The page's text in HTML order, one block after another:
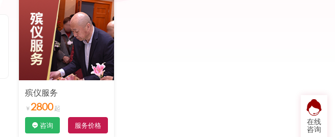
在线
咨询
殡仪服务
2800
咨询 服务价格